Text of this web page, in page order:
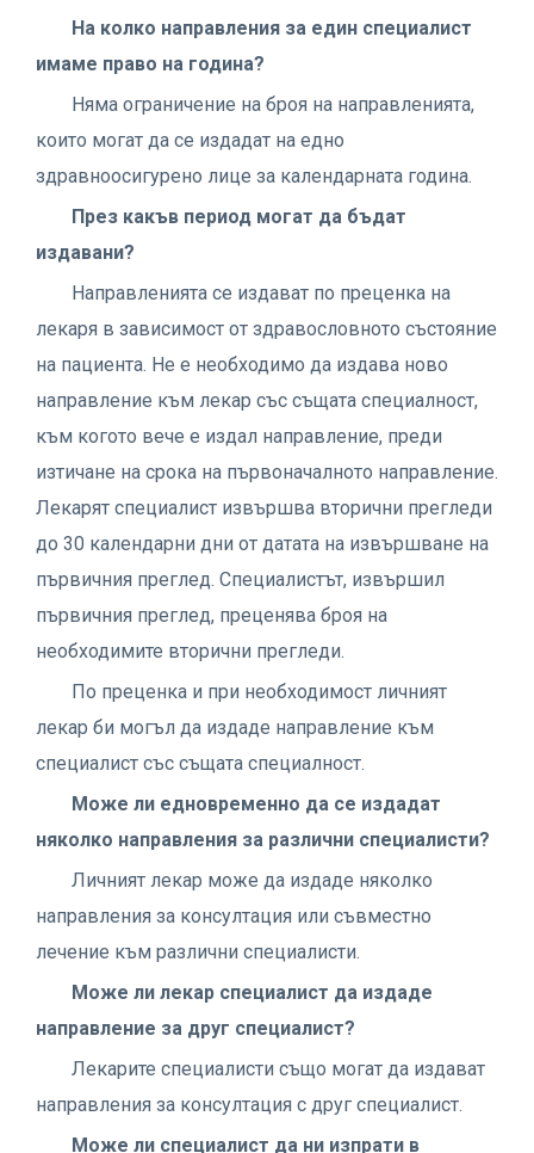
На колко направления за един специалист
имаме право на година?
Няма ограничение на броя на направленията,
които могат да се издадат на едно
здравноосигурено лице за календарната година.
През какъв период могат да бъдат
издавани?
Направленията се издават по преценка на
лекаря в зависимост от здравословното състояние
на пациента. Не е необходимо да издава ново
направление към лекар със същата специалност,
към когото вече е издал направление, преди
изтичане на срока на първоначалното направление.
Лекарят специалист извършва вторични прегледи
до 30 календарни дни от датата на извършване на
първичния преглед. Специалистът, извършил
първичния преглед, преценява броя на
необходимите вторични прегледи.
По преценка и при необходимост личният
лекар би могъл да издаде направление към
специалист със същата специалност.
Може ли eдновременно да се издадат
няколко направления за различни специалисти?
Личният лекар може да издаде няколко
направления за консултация или съвместно
лечение към различни специалисти.
Може ли лекар специалист да издаде
направление за друг специалист?
Лекарите специалисти също могат да издават
направления за консултация с друг специалист.
Може ли специалист да ни изпрати в